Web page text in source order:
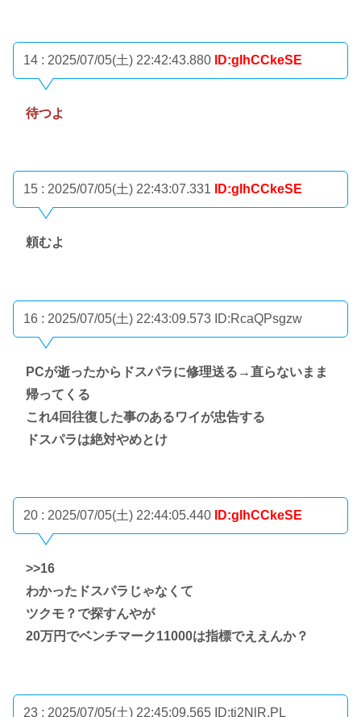
14 : 2025/07/05(土) 22:42:43.880 ID:gIhCCkeSE
待つよ
15 : 2025/07/05(土) 22:43:07.331 ID:gIhCCkeSE
頼むよ
16 : 2025/07/05(土) 22:43:09.573 ID:RcaQPsgzw
PCが逝ったからドスパラに修理送る→直らないまま
帰ってくる
これ4回往復した事のあるワイが忠告する
ドスパラは絶対やめとけ
20 : 2025/07/05(土) 22:44:05.440 ID:gIhCCkeSE
>>16
わかったドスパラじゃなくて
ツクモ？で探すんやが
20万円でベンチマーク11000は指標でええんか？
23 : 2025/07/05(土) 22:45:09.565 ID:ti2NlR.PL